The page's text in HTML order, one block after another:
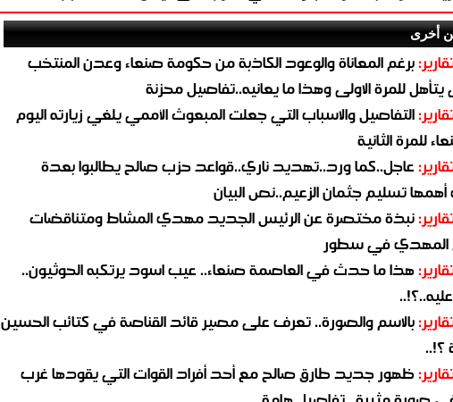
أخرى
برغم المعاناة والوعود الكاذبة من حكومة صنعاء وعدن المنتخب
للمرة الاولى وهذا ما يعانيه..تفاصيل محزنة
التفاصيل والاسباب التي جعلت المبعوث الأممي يلغي زيارته اليوم
للمرة الثانية
عاجل..كما ورد..تهديد ناري..قواعد حزب صالح يطالبوا بعدة
تسليم جثمان الزعيم..نص البيان
نبذة مختصرة عن الرئيس الجديد مهدي المشاط ومتناقضات
المهدي في سطور
هذا ما حدث في العاصمة صنعاء.. عيب اسود يرتكبه الحوثيون..
بالاسم والصورة.. تعرف على مصير قائد القناصة في كتائب الحسين
؟!..
ظهور جديد طارق صالح مع أحد أفراد القوات التي يقودها غرب